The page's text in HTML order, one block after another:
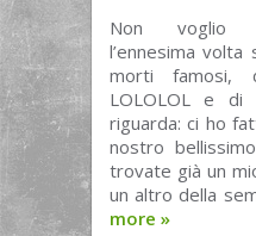
Non voglio
l’ennesima
morti famosi,
LOLOLOL e
riguarda: ci ho
nostro
trovate già un
un altro della
more »